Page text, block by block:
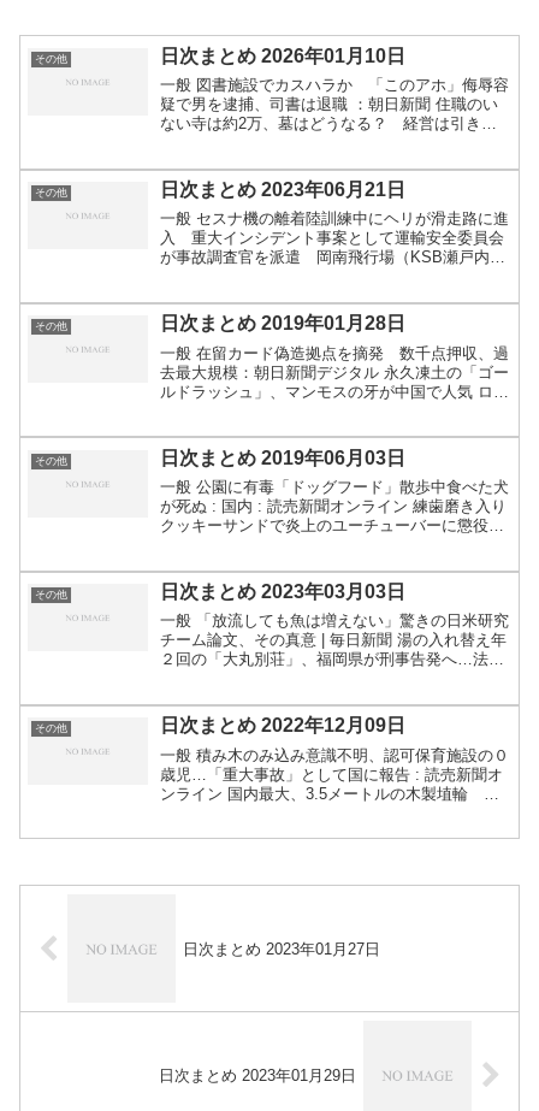
その他 日次まとめ 2026年01月10日
一般 図書施設でカスハラか 「このアホ」侮辱容
疑で男を逮捕、司書は退職 ：朝日新聞 住職のい
ない寺は約2万、墓はどうなる？ 経営は引き継
「決闘...
その他 日次まとめ 2023年06月21日
一般 セスナ機の離着陸訓練中にヘリが滑走路に進
入 重大インシデント事案として運輸安全委員会
が事故調査官を派遣 岡南飛行場（KSB瀬戸内海
命令...
その他 日次まとめ 2019年01月28日
一般 在留カード偽造拠点を摘発 数千点押収、過
去最大規模：朝日新聞デジタル 永久凍土の「ゴー
ルドラッシュ」、マンモスの牙が中国で人気 ロシ
その他 日次まとめ 2019年06月03日
一般 公園に有毒「ドッグフード」散歩中食べた犬
が死ぬ : 国内 : 読売新聞オンライン 練歯磨き入り
クッキーサンドで炎上のユーチューバーに懲役15
その他 日次まとめ 2023年03月03日
一般 「放流しても魚は増えない」驚きの日米研究
チーム論文、その真意 | 毎日新聞 湯の入れ替え年
２回の「大丸別荘」、福岡県が刑事告発へ…法令
書類送検...
その他 日次まとめ 2022年12月09日
一般 積み木のみ込み意識不明、認可保育施設の０
歳児…「重大事故」として国に報告 : 読売新聞オ
ンライン 国内最大、3.5メートルの木製埴輪 世
日次まとめ 2023年01月27日
日次まとめ 2023年01月29日